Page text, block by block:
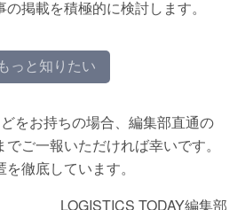
掲載を積極的に検討します。
もっと知りたい
をお持ちの場合、編集部直通の
ご一報いただければ幸いです。
徹底しています。
LOGISTICS TODAY編集部